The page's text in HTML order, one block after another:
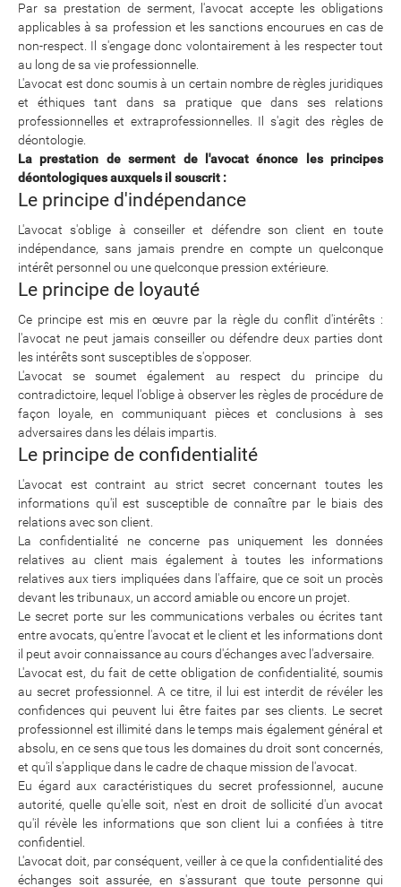
Par sa prestation de serment, l'avocat accepte les obligations
applicables à sa profession et les sanctions encourues en cas de
non-respect. Il s'engage donc volontairement à les respecter tout
au long de sa vie professionnelle.
L'avocat est donc soumis à un certain nombre de règles juridiques
et éthiques tant dans sa pratique que dans ses relations
professionnelles et extraprofessionnelles. Il s'agit des règles de
déontologie.
La prestation de serment de l'avocat énonce les principes
déontologiques auxquels il souscrit :
Le principe d'indépendance
L'avocat s'oblige à conseiller et défendre son client en toute
indépendance, sans jamais prendre en compte un quelconque
intérêt personnel ou une quelconque pression extérieure.
Le principe de loyauté
Ce principe est mis en œuvre par la règle du conflit d'intérêts :
l'avocat ne peut jamais conseiller ou défendre deux parties dont
les intérêts sont susceptibles de s'opposer.
L'avocat se soumet également au respect du principe du
contradictoire, lequel l'oblige à observer les règles de procédure de
façon loyale, en communiquant pièces et conclusions à ses
adversaires dans les délais impartis.
Le principe de confidentialité
L'avocat est contraint au strict secret concernant toutes les
informations qu'il est susceptible de connaître par le biais des
relations avec son client.
La confidentialité ne concerne pas uniquement les données
relatives au client mais également à toutes les informations
relatives aux tiers impliquées dans l'affaire, que ce soit un procès
devant les tribunaux, un accord amiable ou encore un projet.
Le secret porte sur les communications verbales ou écrites tant
entre avocats, qu'entre l'avocat et le client et les informations dont
il peut avoir connaissance au cours d'échanges avec l'adversaire.
L'avocat est, du fait de cette obligation de confidentialité, soumis
au secret professionnel. A ce titre, il lui est interdit de révéler les
confidences qui peuvent lui être faites par ses clients. Le secret
professionnel est illimité dans le temps mais également général et
absolu, en ce sens que tous les domaines du droit sont concernés,
et qu'il s'applique dans le cadre de chaque mission de l'avocat.
Eu égard aux caractéristiques du secret professionnel, aucune
autorité, quelle qu'elle soit, n'est en droit de sollicité d'un avocat
qu'il révèle les informations que son client lui a confiées à titre
confidentiel.
L'avocat doit, par conséquent, veiller à ce que la confidentialité des
échanges soit assurée, en s'assurant que toute personne qui